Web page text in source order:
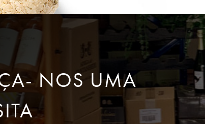
NOS UMA